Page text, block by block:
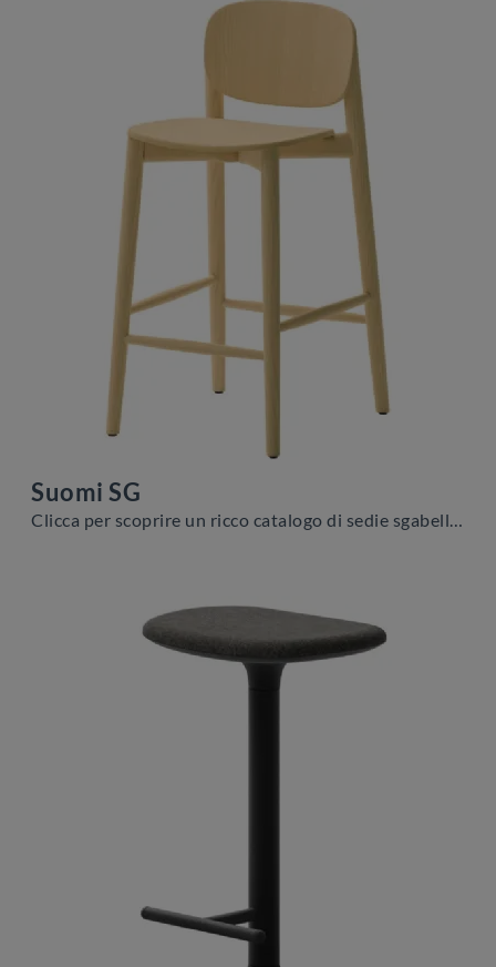
Suomi SG
Clicca per scoprire un ricco catalogo di sedie sgabelli per stanze moderne: il modello Suomi SG di Veneta Cucine ti attende!